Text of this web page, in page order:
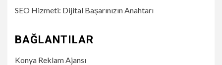
SEO Hizmeti: Dijital Başarınızın Anahtarı
BAĞLANTILAR
Konya Reklam Ajansı